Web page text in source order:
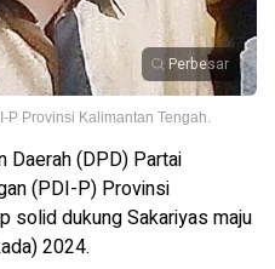
Perbesar
P Provinsi Kalimantan Tengah.
Daerah (DPD) Partai
(PDI-P) Provinsi
solid dukung Sakariyas maju
2024.